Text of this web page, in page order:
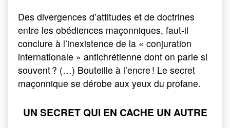
Des divergences d’attitudes et de doctrines
entre les obédiences maçonniques, faut-il
conclure à l’inexistence de la « conjuration
internationale » antichrétienne dont on parle si
souvent ? (…) Bouteille à l’encre ! Le secret
maçonnique se dérobe aux yeux du profane.
UN SECRET QUI EN CACHE UN AUTRE